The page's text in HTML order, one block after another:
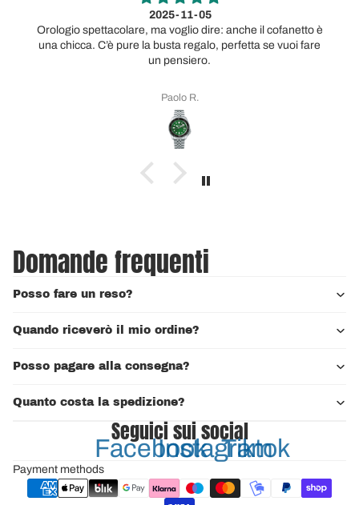
dire: anche il cofanetto è
regalo, perfetta se vuoi fare
Orologio davvero carino per
pagamento alla consegna e
Domande frequenti
Posso fare un reso?
Quando riceverò il mio ordine?
Posso pagare alla consegna?
Quanto costa la spedizione?
Seguici sui social
FacebookInstagram
Tiktok
Payment methodsPrivacy policy
Refund policy